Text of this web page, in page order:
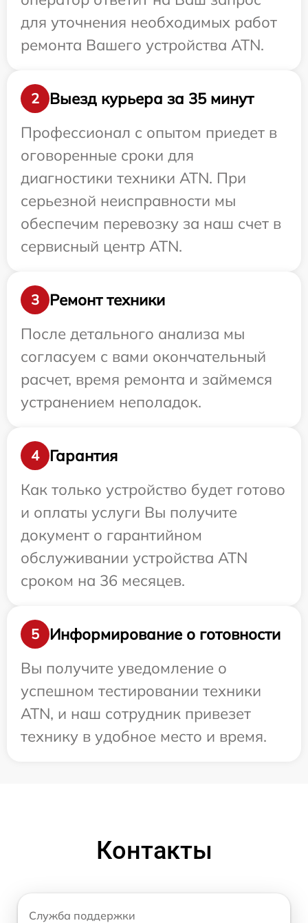
для уточнения необходимых работ
ремонта Вашего устройства ATN.
2
Выезд курьера за 35 минут
Профессионал с опытом приедет в
оговоренные сроки для
диагностики техники ATN. При
серьезной неисправности мы
обеспечим перевозку за наш счет в
сервисный центр ATN.
3
Ремонт техники
После детального анализа мы
согласуем с вами окончательный
расчет, время ремонта и займемся
устранением неполадок.
4
Гарантия
Как только устройство будет готово
и оплаты услуги Вы получите
документ о гарантийном
обслуживании устройства ATN
сроком на 36 месяцев.
5
Информирование о готовности
Вы получите уведомление о
успешном тестировании техники
ATN, и наш сотрудник привезет
технику в удобное место и время.
Контакты
Служба поддержки